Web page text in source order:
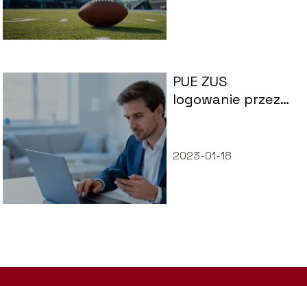
PUE ZUS
logowanie przez
do konta?
2023-01-18